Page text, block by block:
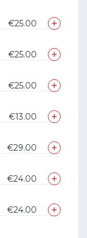
€25.00
€25.00
€25.00
€13.00
€29.00
€24.00
€24.00